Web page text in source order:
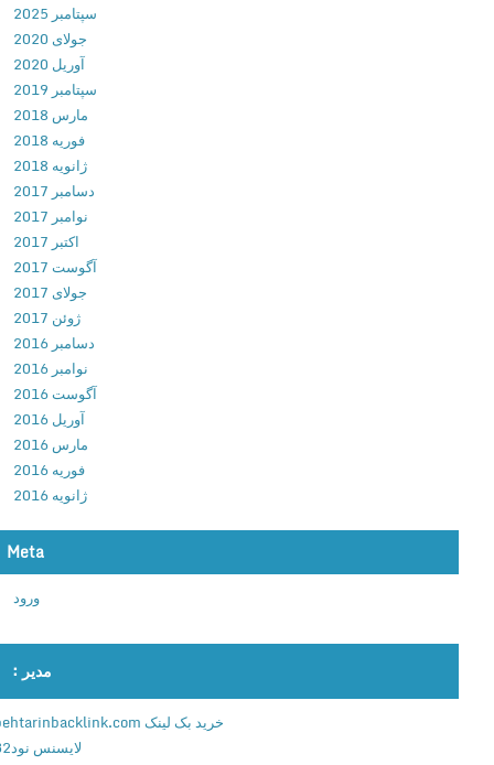
r
e
v
2
3
6
8
د
ا
ل
و
ک
ل
ش
ب
ا
ت
ب
ه
ر
ا
ت
سپتامبر 2025
جولای 2020
آوریل 2020
سپتامبر 2019
مارس 2018
فوریه 2018
ژانویه 2018
دسامبر 2017
نوامبر 2017
آگوست 2017
جولای 2017
ژوئن 2017
دسامبر 2016
نوامبر 2016
آگوست 2016
آوریل 2016
مارس 2016
فوریه 2016
ژانویه 2016
Meta
مدیر :
خرید بک لینک behtarinbacklink.com
لایسنس نود32